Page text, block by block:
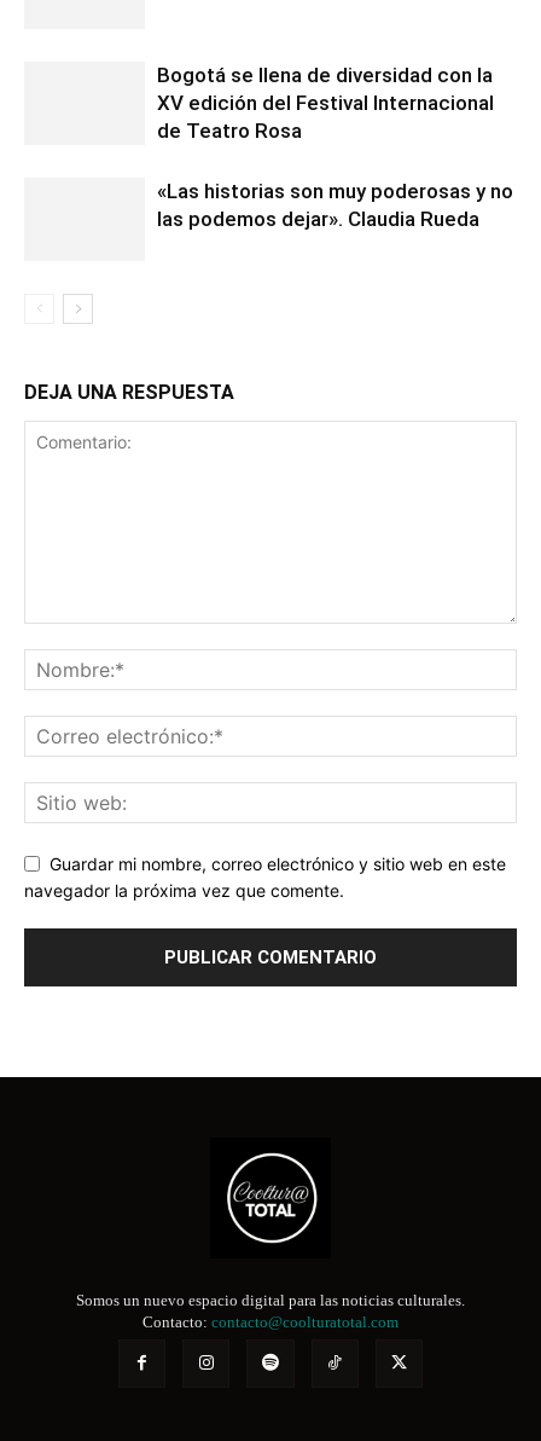
Bogotá se llena de diversidad con la
XV edición del Festival Internacional
de Teatro Rosa
«Las historias son muy poderosas y no
las podemos dejar». Claudia Rueda
DEJA UNA RESPUESTA
Guardar mi nombre, correo electrónico y sitio web en este
navegador la próxima vez que comente.
Somos un nuevo espacio digital para las noticias culturales.
Contacto: contacto@coolturatotal.com